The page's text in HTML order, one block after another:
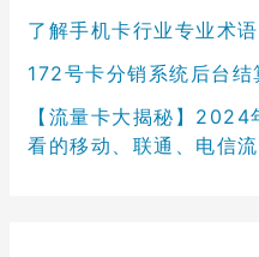
了解手机卡行业专业术
172号卡分销系统后台结
【流量卡大揭秘】
看的移动、联通、电信